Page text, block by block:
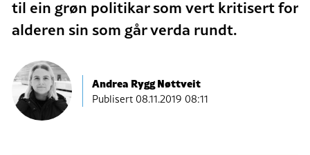
til ein grøn politikar som vert kritisert for
alderen sin som går verda rundt.
Andrea Rygg Nøttveit
Publisert08.11.2019 08:11